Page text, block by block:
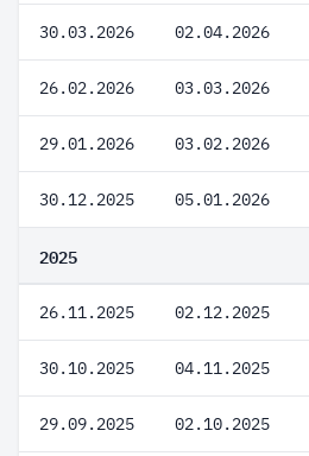
30.03.2026 02.04.2026
26.02.2026 03.03.2026
29.01.2026 03.02.2026
30.12.2025 05.01.2026
2025
26.11.2025 02.12.2025
30.10.2025 04.11.2025
29.09.2025 02.10.2025